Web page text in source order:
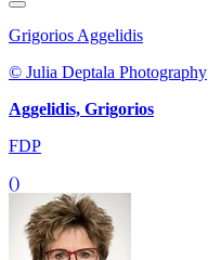
Grigorios Aggelidis
© Julia Deptala Photography
Aggelidis, Grigorios
FDP
()